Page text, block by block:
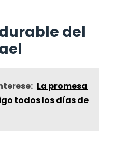
del
La promesa
todos los días de